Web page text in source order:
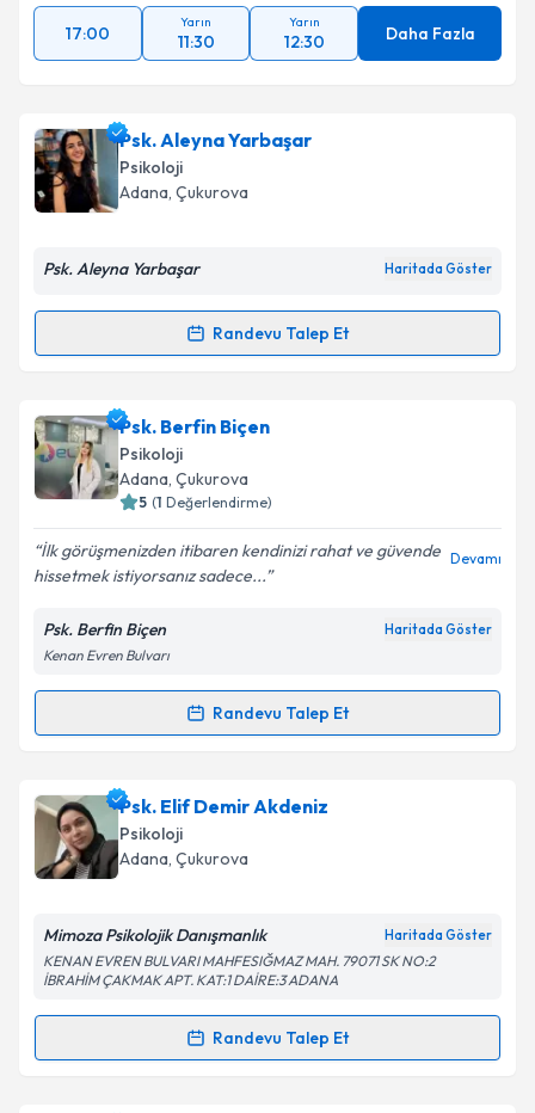
17:00
Yarın
11:30
Yarın
12:30 Daha Fazla
Psk. Aleyna Yarbaşar
Psikoloji
Adana, Çukurova
Psk. Aleyna Yarbaşar Haritada Göster
Randevu Talep Et
Randevu Takvimi Talebi
Psk. Aleyna Yarbaşariçin randevu takvimi talebi
oluşturun. Size bu uzmandan randevu almanız için bir
takvim hazırlandığında e-posta ile bilgilendireceğiz.
Kişisel verilerimin işlenmesine ilişkin
Aydınlatma
Metni'ni okudum ve kişisel verilerimin belirtilen
kapsamda işlenmesini kabul ediyorum.
Psk. Berfin Biçen
Psikoloji
Adana, Çukurova
5 (1 Değerlendirme)
İlk görüşmenizden itibaren kendinizi rahat ve güvende
hissetmek istiyorsanız sadece...
Devamı
Psk. Berfin Biçen Haritada Göster
Kenan Evren Bulvarı
Randevu Talep Et
Randevu Takvimi Talebi
Psk. Berfin Biçeniçin randevu takvimi talebi
oluşturun. Size bu uzmandan randevu almanız için bir
takvim hazırlandığında e-posta ile bilgilendireceğiz.
Kişisel verilerimin işlenmesine ilişkinAydınlatma
'ni okudum ve kişisel verilerimin belirtilen
kapsamda işlenmesini kabul ediyorum.
Psk. Elif Demir Akdeniz
Psikoloji
Adana, Çukurova
Mimoza Psikolojik Danışmanlık Haritada Göster
KENAN EVREN BULVARI MAHFESIĞMAZ MAH. 79071 SK NO:2
İBRAHİM ÇAKMAK APT. KAT:1 DAİRE:3 ADANA
Randevu Talep Et
Randevu Takvimi Talebi